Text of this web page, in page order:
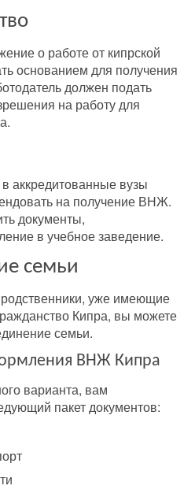
о работе от кипрской
основанием для получения
должен подать
на работу для
аккредитованные вузы
на получение ВНЖ.
документы,
в учебное заведение.
семьи
родственники, уже имеющие
Кипра, вы можете
семьи.
ВНЖ Кипра
варианта, вам
пакет документов: